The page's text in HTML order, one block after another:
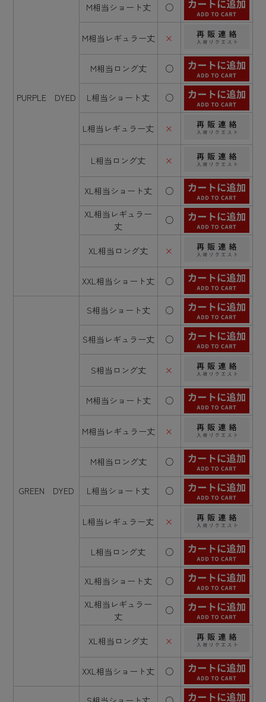
PURPLE DYED
M相当ショート丈 ○
M相当レギュラー丈 ×
M相当ロング丈 ○
L相当ショート丈 ○
L相当レギュラー丈 ×
L相当ロング丈 ×
XL相当ショート丈
○
XL相当レギュラー
丈
○
XL相当ロング丈 ×
XXL相当ショート丈 ○
GREEN DYED
S相当ショート丈 ○
S相当レギュラー丈 ○
S相当ロング丈 ×
M相当ショート丈 ○
M相当レギュラー丈 ×
M相当ロング丈 ○
L相当ショート丈 ○
L相当レギュラー丈 ×
L相当ロング丈 ○
XL相当ショート丈
○
XL相当レギュラー
丈
○
XL相当ロング丈 ×
XXL相当ショート丈 ○